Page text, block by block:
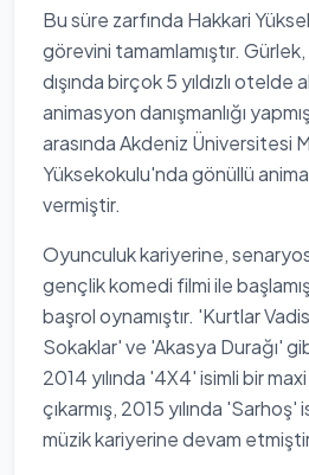
Bu süre zarfında Hakkari
görevini tamamlamıştır.
dışında birçok 5 yıldızlı
animasyon danışmanlığı
arasında Akdeniz Üniversitesi
Yüksekokulu'nda gönüllü
vermiştir.
Oyunculuk kariyerine,
gençlik komedi filmi ile
başrol oynamıştır. 'Kurtlar
Sokaklar' ve 'Akasya Durağı'
2014 yılında '4X4' isimli bir
çıkarmış, 2015 yılında 'Sarhoş'
müzik kariyerine devam